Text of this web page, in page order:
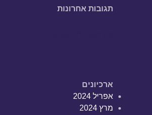
תגובות אחרונות
ארכיונים
אפריל 2024
מרץ 2024